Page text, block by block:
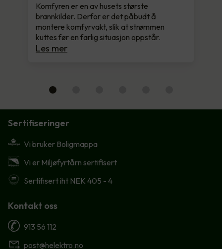
Komfyren er en av husets største
brannkilder. Derfor er det påbudt å
montere komfyrvakt, slik at strømmen
kuttes før en farlig situasjon oppstår.
Les mer
Sertifiseringer
Vi bruker Boligmappa
Vi er Miljøfyrtårn sertifisert
Sertifisert iht NEK 405 - 4
Kontakt oss
913 56 112
post@helektro.no